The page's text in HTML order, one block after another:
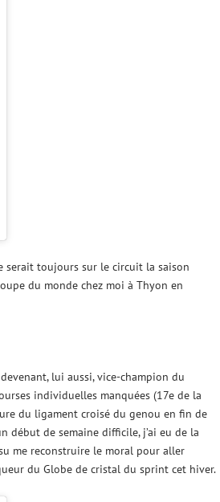
serait toujours sur le circuit la saison
du monde chez moi à Thyon en
lui aussi, vice-champion du
individuelles manquées (17e de la
du ligament croisé du genou en fin de
début de semaine difficile, j’ai eu de la
me reconstruire le moral pour aller
du Globe de cristal du sprint cet hiver.